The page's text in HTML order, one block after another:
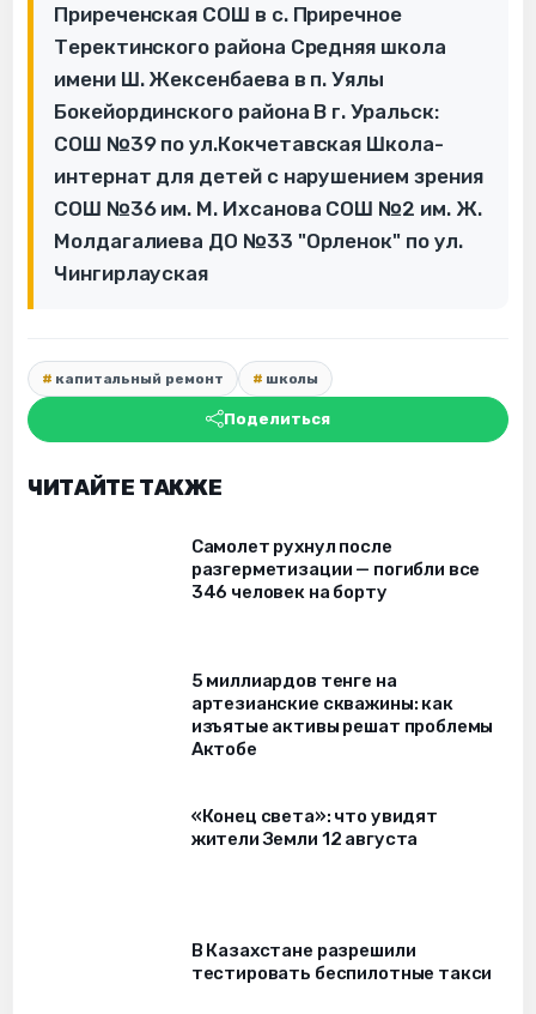
Приреченская СОШ в с. Приречное
Теректинского района Средняя школа
имени Ш. Жексенбаева в п. Уялы
Бокейординского района В г. Уральск:
СОШ №39 по ул.Кокчетавская Школа-
интернат для детей с нарушением зрения
СОШ №36 им. М. Ихсанова СОШ №2 им. Ж.
Молдагалиева ДО №33 "Орленок" по ул.
Чингирлауская
капитальный ремонт школы
Поделиться
ЧИТАЙТЕ ТАКЖЕ
Самолет рухнул после
разгерметизации — погибли все
346 человек на борту
5 миллиардов тенге на
артезианские скважины: как
изъятые активы решат проблемы
Актобе
«Конец света»: что увидят
жители Земли 12 августа
В Казахстане разрешили
тестировать беспилотные такси